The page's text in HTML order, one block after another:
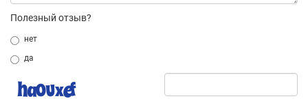
Полезный отзыв?
нет
да